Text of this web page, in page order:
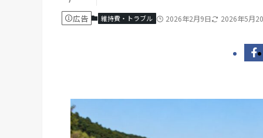
広告 維持費・トラブル 2026年2月9日 2026年5月